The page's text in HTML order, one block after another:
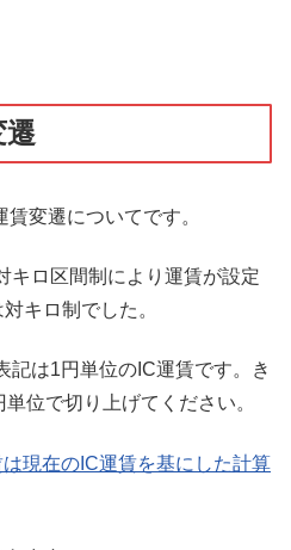
遷
変遷についてです。
キロ区間制により運賃が設定
キロ制でした。
記は1円単位のIC運賃です。き
位で切り上げてください。
現在のIC運賃を基にした計算